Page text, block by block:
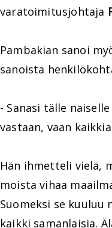
varatoimitusjohtaja
Pambakian sanoi
sanoista
- Sanasi tälle
vastaan, vaan
Hän ihmetteli vielä,
moista vihaa
Suomeksi se
kaikki samanlaisia.